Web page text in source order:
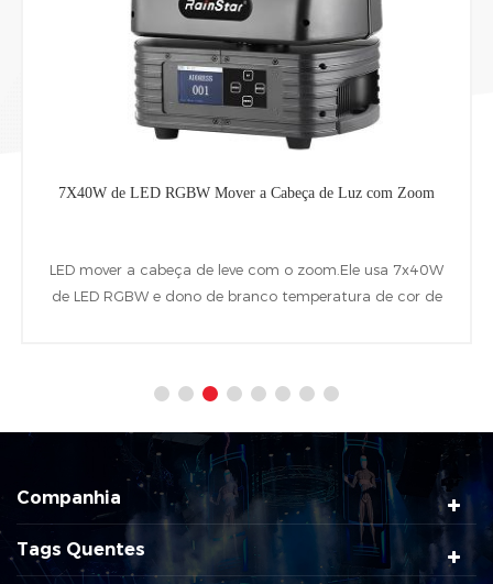
7X40W de LED RGBW Mover a Cabeça de Luz com Zoom
LED mover a cabeça de leve com o zoom.Ele usa 7x40W
de LED RGBW e dono de branco temperatura de cor de
Companhia
Tags Quentes